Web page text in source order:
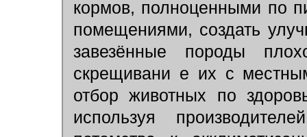
кормов, полноценными по
помещениями, создать
завезённые породы
скрещивани е их с
отбор животных по
используя